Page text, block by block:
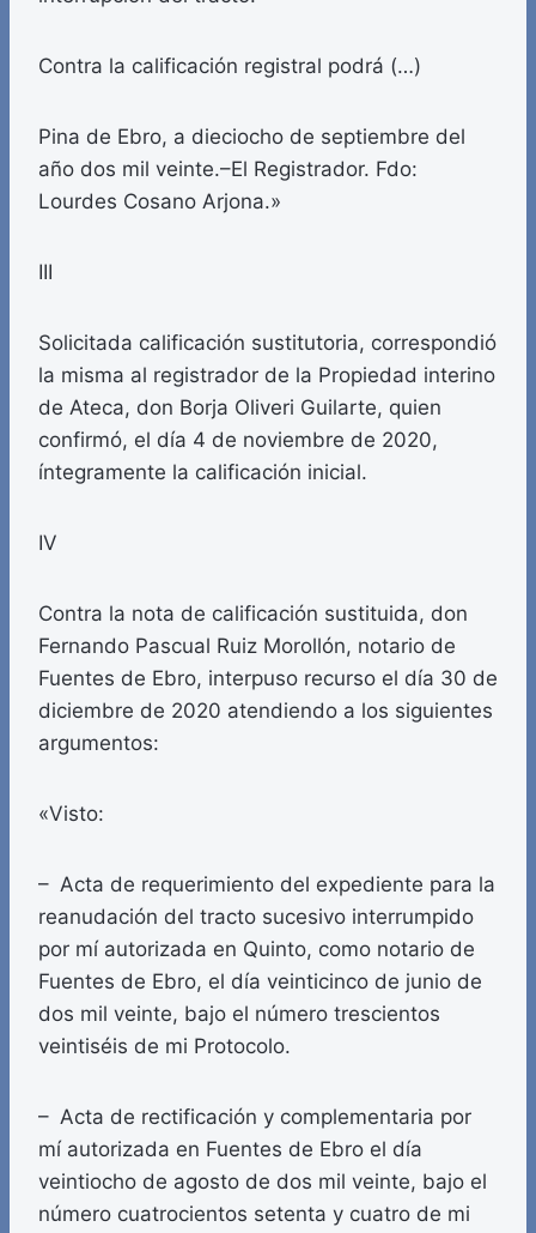
Contra la calificación registral podrá (…)
Pina de Ebro, a dieciocho de septiembre del
año dos mil veinte.–El Registrador. Fdo:
Lourdes Cosano Arjona.»
III
Solicitada calificación sustitutoria, correspondió
la misma al registrador de la Propiedad interino
de Ateca, don Borja Oliveri Guilarte, quien
confirmó, el día 4 de noviembre de 2020,
íntegramente la calificación inicial.
IV
Contra la nota de calificación sustituida, don
Fernando Pascual Ruiz Morollón, notario de
Fuentes de Ebro, interpuso recurso el día 30 de
diciembre de 2020 atendiendo a los siguientes
argumentos:
«Visto:
– Acta de requerimiento del expediente para la
reanudación del tracto sucesivo interrumpido
por mí autorizada en Quinto, como notario de
Fuentes de Ebro, el día veinticinco de junio de
dos mil veinte, bajo el número trescientos
veintiséis de mi Protocolo.
– Acta de rectificación y complementaria por
mí autorizada en Fuentes de Ebro el día
veintiocho de agosto de dos mil veinte, bajo el
número cuatrocientos setenta y cuatro de mi